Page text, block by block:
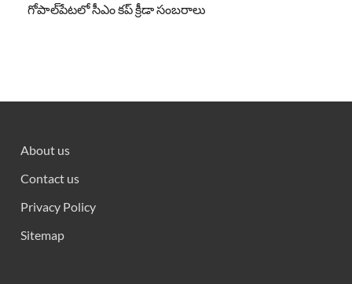
గోపాల్‌పేటలో సీఎం కప్ క్రీడా సంబరాలు
About us
Contact us
Privacy Policy
Sitemap